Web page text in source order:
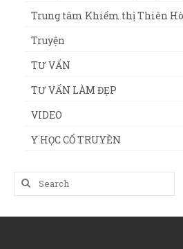
Trung tâm Khiếm thị Thiên
Truyện
TƯ VẤN
TƯ VẤN LÀM ĐẸP
VIDEO
Y HỌC CỔ TRUYỀN
Search
for: